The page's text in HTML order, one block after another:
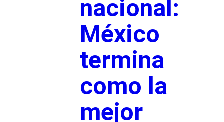
nacional:
México
termina
como la
mejor